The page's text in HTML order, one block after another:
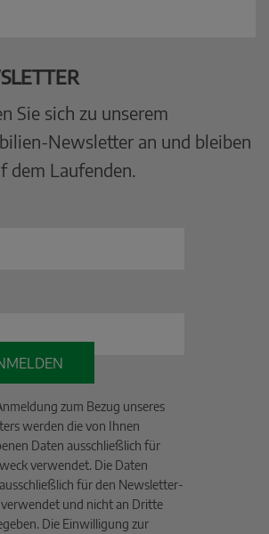
Sie sich zu unserem
Newsletter an und bleiben
dem Laufenden.
zum Bezug unseres
werden die von Ihnen
Daten ausschließlich für
verwendet. Die Daten
für den Newsletter-
verwendet und nicht an Dritte
Die Einwilligung zur